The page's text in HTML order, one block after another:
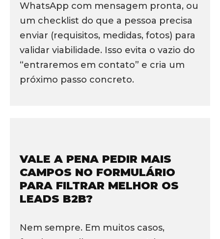
WhatsApp com mensagem pronta, ou
um checklist do que a pessoa precisa
enviar (requisitos, medidas, fotos) para
validar viabilidade. Isso evita o vazio do
“entraremos em contato” e cria um
próximo passo concreto.
VALE A PENA PEDIR MAIS
CAMPOS NO FORMULÁRIO
PARA FILTRAR MELHOR OS
LEADS B2B?
Nem sempre. Em muitos casos,